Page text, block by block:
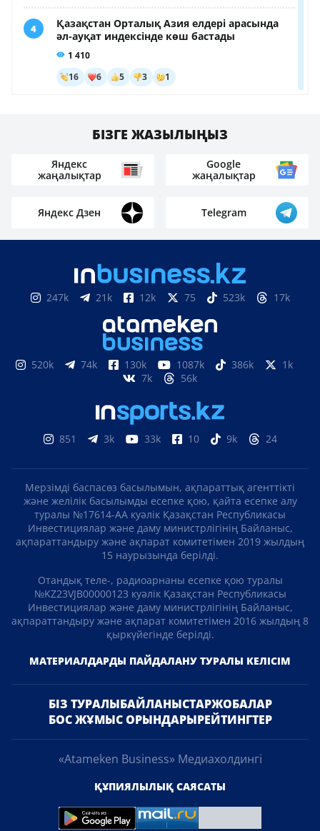
БІЗГЕ ЖАЗЫЛЫҢЫЗ
Яндекс
жаңалықтар
Google
жаңалықтар
Яндекс Дзен Telegram
247k 21k 12k 75 523k 17k
520k 74k 130k 1087k 386k
1k
7k
56k
851 3k 33k 10 9k 24
Мерзімді баспасөз басылымын, ақпараттық агенттікті
және желілік басылымды есепке қою, қайта есепке алу
туралы №17614-АА куәлік Қазақстан Республикасы
Инвестициялар және даму министрлігінің Байланыс,
ақпараттандыру және ақпарат комитетімен 2019 жылдың
15 наурызында берілді.
Отандық теле-, радиоарнаны есепке қою туралы
№KZ23VJB00000123 куәлік Қазақстан Республикасы
Инвестициялар және даму министрлігінің Байланыс,
ақпараттандыру және ақпарат комитетімен 2016 жылдың 8
қыркүйегінде берілді.
МАТЕРИАЛДАРДЫ ПАЙДАЛАНУ ТУРАЛЫ КЕЛІСІМ
БІЗ ТУРАЛЫБАЙЛАНЫСТАРЖОБАЛАР
БОС ЖҰМЫС ОРЫНДАРЫРЕЙТИНГТЕР
«Atameken Business» Медиахолдингі
ҚҰПИЯЛЫЛЫҚ САЯСАТЫ